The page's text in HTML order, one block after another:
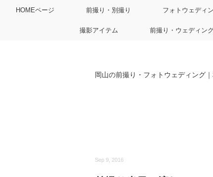
HOMEページ 前撮り・別撮り フォトウェディ
撮影アイテム 前撮り・ウェディン
岡山の前撮り・フォトウェディング
Sep 9, 2016